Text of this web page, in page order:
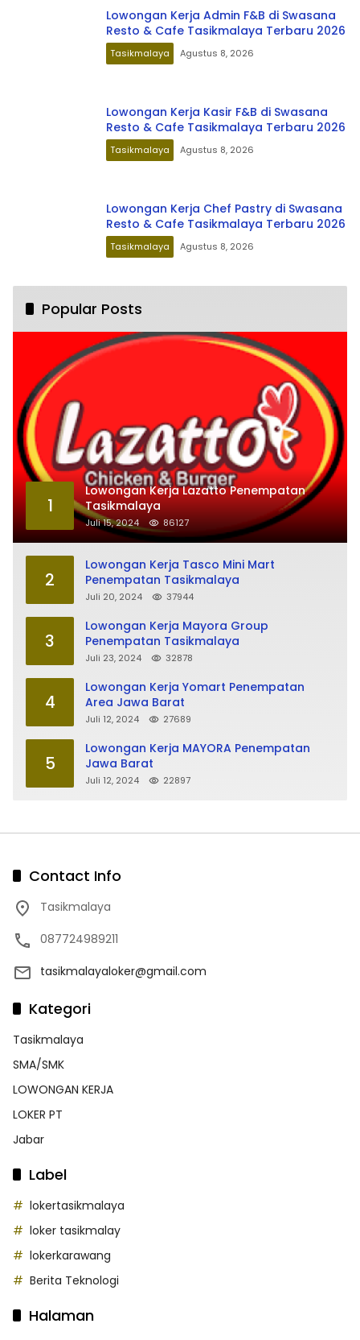
Lowongan Kerja Admin F&B di Swasana
Resto & Cafe Tasikmalaya Terbaru 2026
Tasikmalaya Agustus 8, 2026
Lowongan Kerja Kasir F&B di Swasana
Resto & Cafe Tasikmalaya Terbaru 2026
Tasikmalaya Agustus 8, 2026
Lowongan Kerja Chef Pastry di Swasana
Resto & Cafe Tasikmalaya Terbaru 2026
Tasikmalaya Agustus 8, 2026
Popular Posts
1
Lowongan Kerja Lazatto Penempatan
Tasikmalaya
Juli 15, 2024 86127
2
Lowongan Kerja Tasco Mini Mart
Penempatan Tasikmalaya
Juli 20, 2024 37944
3
Lowongan Kerja Mayora Group
Penempatan Tasikmalaya
Juli 23, 2024 32878
4
Lowongan Kerja Yomart Penempatan
Area Jawa Barat
Juli 12, 2024 27689
5
Lowongan Kerja MAYORA Penempatan
Jawa Barat
Juli 12, 2024 22897
Contact Info
Tasikmalaya
087724989211
tasikmalayaloker@gmail.com
Kategori
Tasikmalaya
SMA/SMK
LOWONGAN KERJA
LOKER PT
Jabar
Label
lokertasikmalaya
loker tasikmalay
lokerkarawang
Berita Teknologi
Halaman